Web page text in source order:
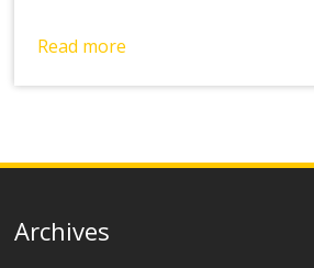
Read more
Archives